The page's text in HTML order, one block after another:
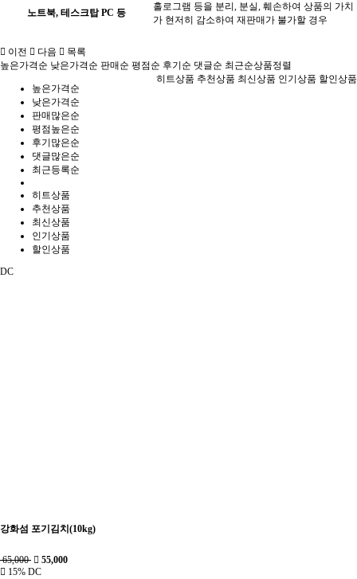
노트북, 테스크탑 PC 등
홀로그램 등을 분리, 분실, 훼손하여 상품의 가치
가 현저히 감소하여 재판매가 불가할 경우
이전 다음
목록
높은가격순 낮은가격순 판매순 평점순 후기순 댓글순 최근순
히트상품 추천상품 최신상품 인기상품 할인상품
상품정렬
높은가격순
낮은가격순
판매많은순
평점높은순
후기많은순
댓글많은순
최근등록순
히트상품
추천상품
최신상품
인기상품
할인상품
DC
강화섬 포기김치(10kg)
65,000
55,000
15% DC